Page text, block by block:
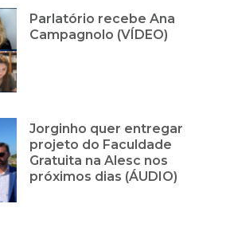
Parlatório recebe Ana
Campagnolo (VÍDEO)
Jorginho quer entregar
projeto do Faculdade
Gratuita na Alesc nos
próximos dias (ÁUDIO)